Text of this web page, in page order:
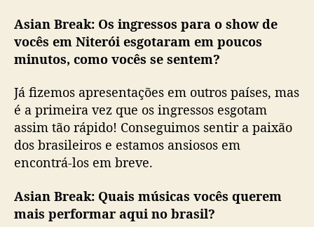
Asian Break: Os ingressos para o show de
vocês em Niterói esgotaram em poucos
minutos, como vocês se sentem?
Já fizemos apresentações em outros países, mas
é a primeira vez que os ingressos esgotam
assim tão rápido! Conseguimos sentir a paixão
dos brasileiros e estamos ansiosos em
encontrá-los em breve.
Asian Break: Quais músicas vocês querem
mais performar aqui no brasil?